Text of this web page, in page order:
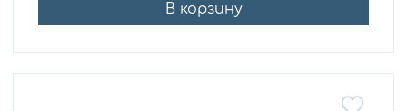
В корзину